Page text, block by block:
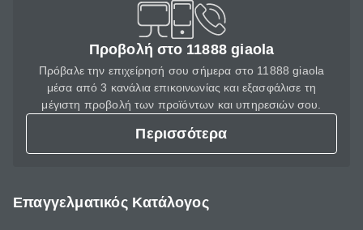
Προβολή στο 11888 giaola
Πρόβαλε την επιχείρησή σου σήμερα στο 11888 giaola
μέσα από 3 κανάλια επικοινωνίας και εξασφάλισε τη
μέγιστη προβολή των προϊόντων και υπηρεσιών σου.
Περισσότερα
Επαγγελματικός Κατάλογος